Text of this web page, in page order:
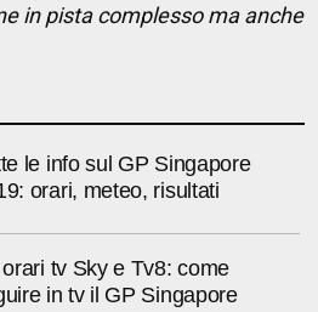
in pista complesso ma anche
le info sul GP Singapore
orari, meteo, risultati
orari tv Sky e Tv8: come
in tv il GP Singapore